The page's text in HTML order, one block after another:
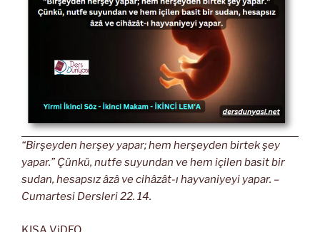
“Birşeyden herşey yapar; hem herşeyden birtek şey
yapar.” Çünkü, nutfe suyundan ve hem içilen basit bir
sudan, hesapsız âzâ ve cihâzât-ı hayvaniyeyi yapar. –
Cumartesi Dersleri 22. 14.